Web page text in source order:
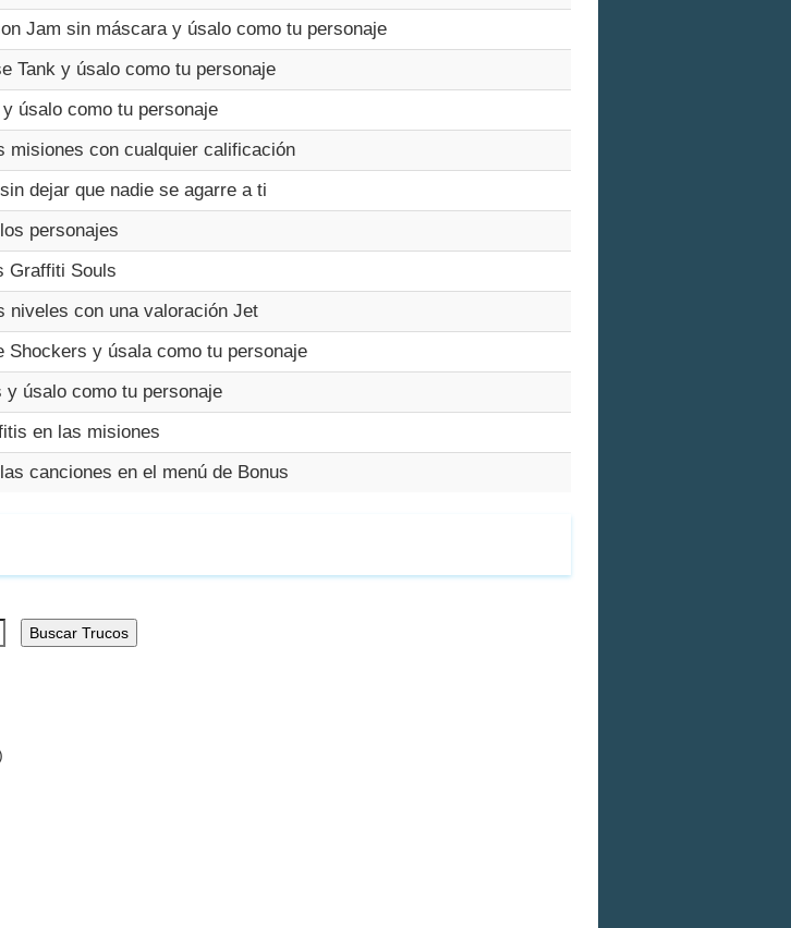
Jam sin máscara y úsalo como tu personaje
Tank y úsalo como tu personaje
úsalo como tu personaje
misiones con cualquier calificación
dejar que nadie se agarre a ti
personajes
Graffiti Souls
niveles con una valoración Jet
Shockers y úsala como tu personaje
y úsalo como tu personaje
en las misiones
canciones en el menú de Bonus
Buscar Trucos